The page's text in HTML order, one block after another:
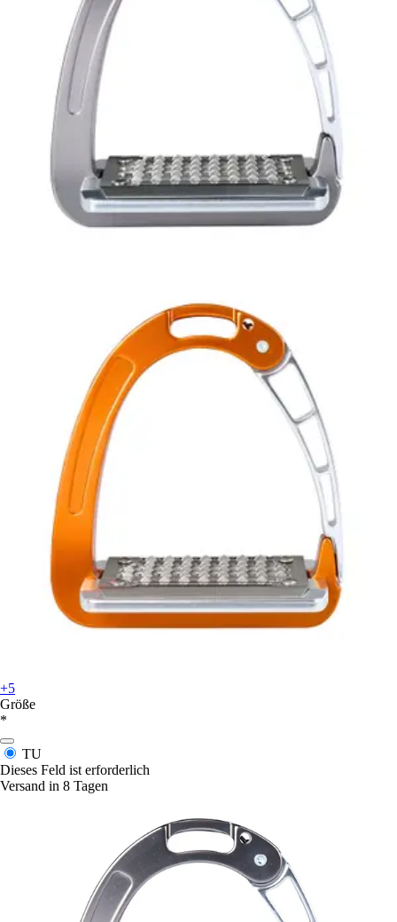
+5
Größe
*
TU
Dieses Feld ist erforderlich
Versand in 8 Tagen